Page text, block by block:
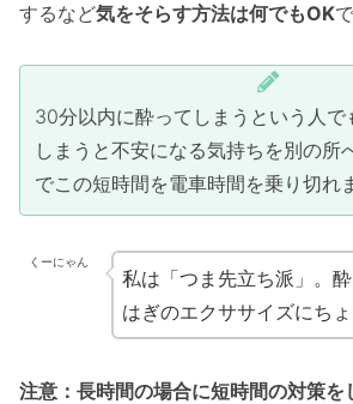
するなど気をそらす方法は何でもOK
30分以内に酔ってしまうという人で
しまうと不安になる気持ちを別の所
でこの短時間を電車時間を乗り切れ
くーにゃん
私は「つま先立ち派」。
はぎのエクササイズにち
注意：長時間の場合に短時間の対策を